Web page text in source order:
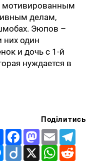
мотивированным
делам,
Эюпов –
них один
и дочь с 1-й
нуждается в
Поділитись
Share FacebookMastodon
Email
Messenger
Diigo X WhatsApp